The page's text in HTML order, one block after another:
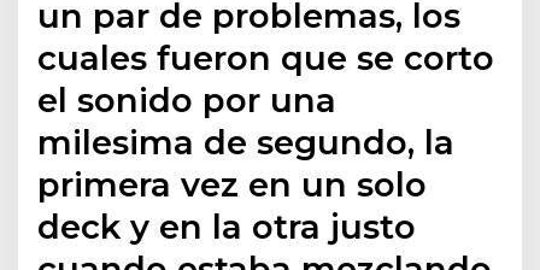
un par de problemas, los
cuales fueron que se corto
el sonido por una
milesima de segundo, la
primera vez en un solo
deck y en la otra justo